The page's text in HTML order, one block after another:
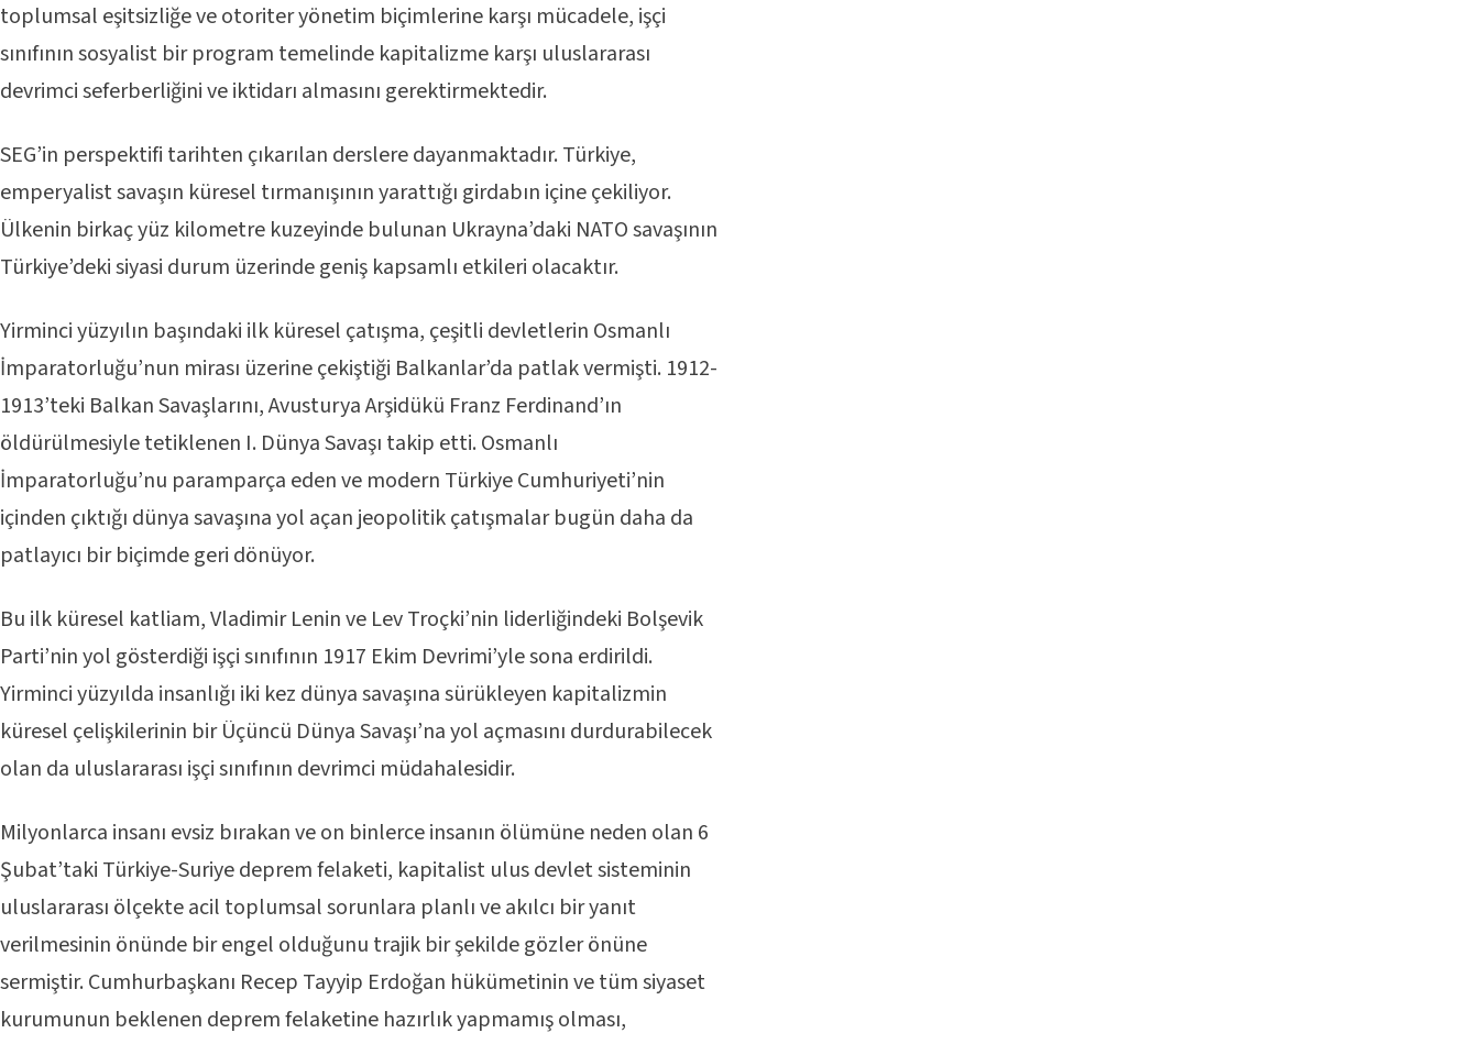
toplumsal eşitsizliğe ve otoriter yönetim biçimlerine karşı mücadele, işçi
sınıfının sosyalist bir program temelinde kapitalizme karşı uluslararası
devrimci seferberliğini ve iktidarı almasını gerektirmektedir.
SEG’in perspektifi tarihten çıkarılan derslere dayanmaktadır. Türkiye,
emperyalist savaşın küresel tırmanışının yarattığı girdabın içine çekiliyor.
Ülkenin birkaç yüz kilometre kuzeyinde bulunan Ukrayna’daki NATO savaşının
Türkiye’deki siyasi durum üzerinde geniş kapsamlı etkileri olacaktır.
Yirminci yüzyılın başındaki ilk küresel çatışma, çeşitli devletlerin Osmanlı
İmparatorluğu’nun mirası üzerine çekiştiği Balkanlar’da patlak vermişti. 1912-
1913’teki Balkan Savaşlarını, Avusturya Arşidükü Franz Ferdinand’ın
öldürülmesiyle tetiklenen I. Dünya Savaşı takip etti. Osmanlı
İmparatorluğu’nu paramparça eden ve modern Türkiye Cumhuriyeti’nin
içinden çıktığı dünya savaşına yol açan jeopolitik çatışmalar bugün daha da
patlayıcı bir biçimde geri dönüyor.
Bu ilk küresel katliam, Vladimir Lenin ve Lev Troçki’nin liderliğindeki Bolşevik
Parti’nin yol gösterdiği işçi sınıfının 1917 Ekim Devrimi’yle sona erdirildi.
Yirminci yüzyılda insanlığı iki kez dünya savaşına sürükleyen kapitalizmin
küresel çelişkilerinin bir Üçüncü Dünya Savaşı’na yol açmasını durdurabilecek
olan da uluslararası işçi sınıfının devrimci müdahalesidir.
Milyonlarca insanı evsiz bırakan ve on binlerce insanın ölümüne neden olan 6
Şubat’taki Türkiye-Suriye deprem felaketi, kapitalist ulus devlet sisteminin
uluslararası ölçekte acil toplumsal sorunlara planlı ve akılcı bir yanıt
verilmesinin önünde bir engel olduğunu trajik bir şekilde gözler önüne
sermiştir. Cumhurbaşkanı Recep Tayyip Erdoğan hükümetinin ve tüm siyaset
kurumunun beklenen deprem felaketine hazırlık yapmamış olması,